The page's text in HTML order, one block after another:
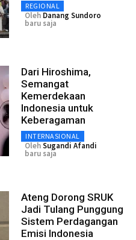
REGIONAL
Oleh Danang Sundoro
baru saja
Dari Hiroshima,
Semangat
Kemerdekaan
Indonesia untuk
Keberagaman
INTERNASIONAL
OlehSugandi Afandi
baru saja
Ateng Dorong SRUK
Jadi Tulang Punggung
Sistem Perdagangan
Emisi Indonesia